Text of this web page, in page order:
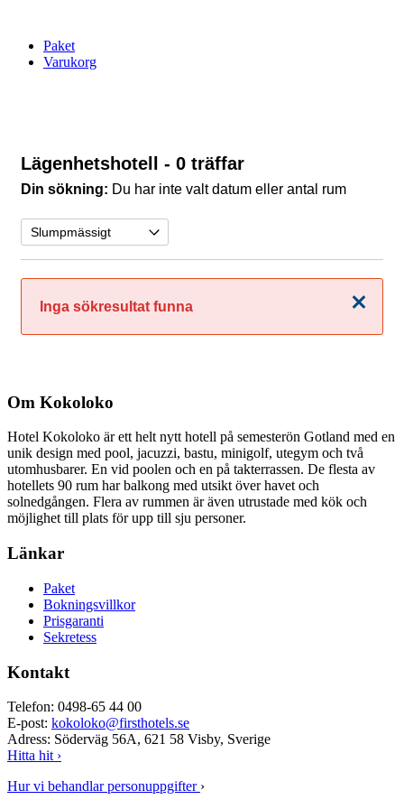
Paket
Varukorg
Lägenhetshotell - 0 träffar
Din sökning: Du har inte valt datum eller antal rum
Stäng
Inga sökresultat funna
Om Kokoloko
Hotel Kokoloko är ett helt nytt hotell på semesterön Gotland med en
unik design med pool, jacuzzi, bastu, minigolf, utegym och två
utomhusbarer. En vid poolen och en på takterrassen. De flesta av
hotellets 90 rum har balkong med utsikt över havet och
solnedgången. Flera av rummen är även utrustade med kök och
möjlighet till plats för upp till sju personer.
Länkar
Paket
Bokningsvillkor
Prisgaranti
Sekretess
Kontakt
Telefon: 0498-65 44 00
E-post: kokoloko@firsthotels.se
Adress: Söderväg 56A, 621 58 Visby, Sverige
Hitta hit ›
Hur vi behandlar personuppgifter ›